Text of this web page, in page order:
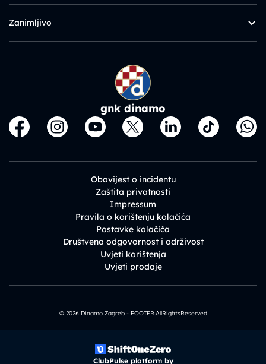
Zanimljivo
gnk dinamo
Obavijest o incidentu
Zaštita privatnosti
Impressum
Pravila o korištenju kolačića
Postavke kolačića
Društvena odgovornost i održivost
Uvjeti korištenja
Uvjeti prodaje
© 2026 Dinamo Zagreb - FOOTER.AllRightsReserved
ClubPulse platform by